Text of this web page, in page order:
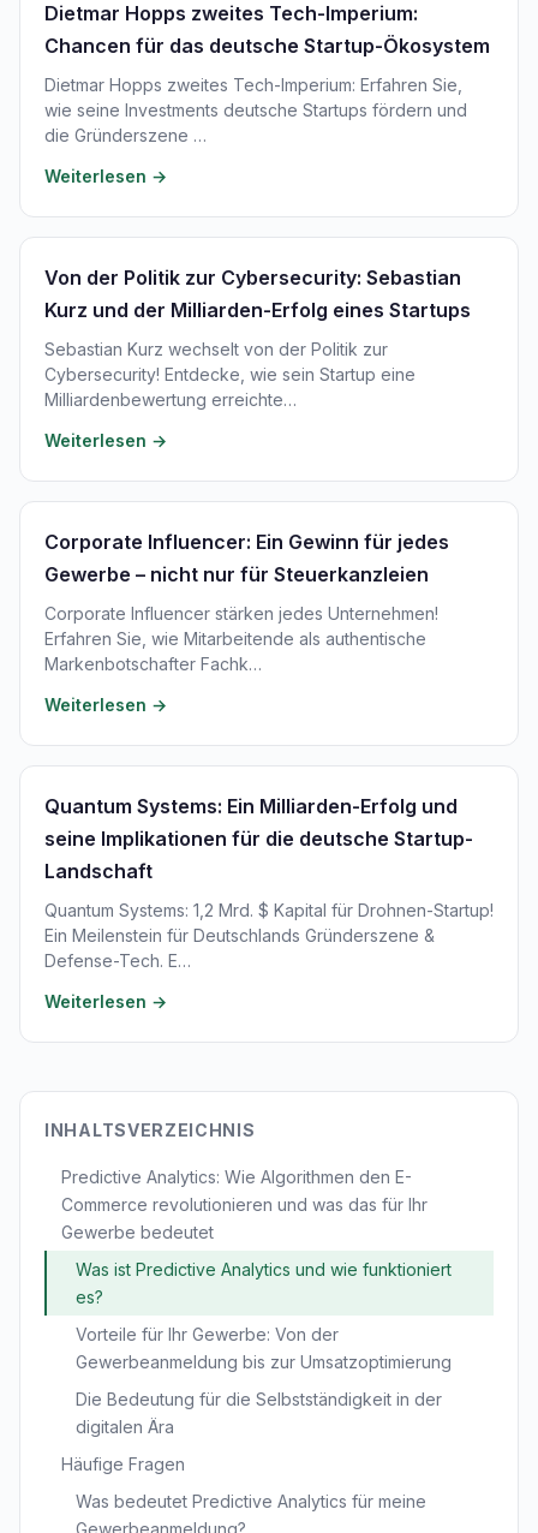
Dietmar Hopps zweites Tech-Imperium:
Chancen für das deutsche Startup-Ökosystem
Dietmar Hopps zweites Tech-Imperium: Erfahren Sie,
wie seine Investments deutsche Startups fördern und
die Gründerszene …
Weiterlesen →
Von der Politik zur Cybersecurity: Sebastian
Kurz und der Milliarden-Erfolg eines Startups
Sebastian Kurz wechselt von der Politik zur
Cybersecurity! Entdecke, wie sein Startup eine
Milliardenbewertung erreichte…
Weiterlesen →
Corporate Influencer: Ein Gewinn für jedes
Gewerbe – nicht nur für Steuerkanzleien
Corporate Influencer stärken jedes Unternehmen!
Erfahren Sie, wie Mitarbeitende als authentische
Markenbotschafter Fachk…
Weiterlesen →
Quantum Systems: Ein Milliarden-Erfolg und
seine Implikationen für die deutsche Startup-
Landschaft
Quantum Systems: 1,2 Mrd. $ Kapital für Drohnen-Startup!
Ein Meilenstein für Deutschlands Gründerszene &
Defense-Tech. E…
Weiterlesen →
INHALTSVERZEICHNIS
Predictive Analytics: Wie Algorithmen den E-
Commerce revolutionieren und was das für Ihr
Gewerbe bedeutet
Was ist Predictive Analytics und wie funktioniert
es?
Vorteile für Ihr Gewerbe: Von der
Gewerbeanmeldung bis zur Umsatzoptimierung
Die Bedeutung für die Selbstständigkeit in der
digitalen Ära
Häufige Fragen
Was bedeutet Predictive Analytics für meine
Gewerbeanmeldung?